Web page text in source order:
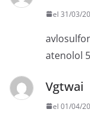
el 31/03/
atenolol
Vgtwai
el 01/04/